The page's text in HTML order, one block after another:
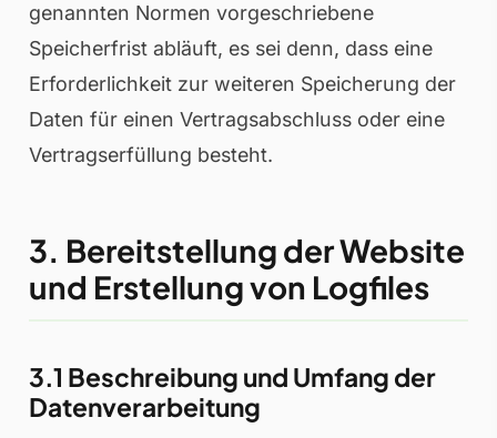
genannten Normen vorgeschriebene
Speicherfrist abläuft, es sei denn, dass eine
Erforderlichkeit zur weiteren Speicherung der
Daten für einen Vertragsabschluss oder eine
Vertragserfüllung besteht.
3. Bereitstellung der Website
und Erstellung von Logfiles
3.1 Beschreibung und Umfang der
Datenverarbeitung